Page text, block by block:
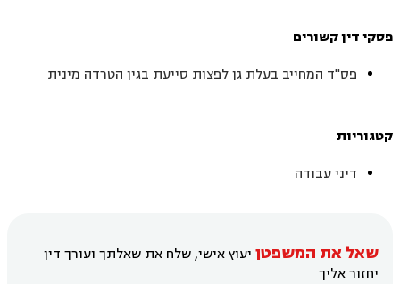
פסקי דין קשורים
פס"ד המחייב בעלת גן לפצות סייעת בגין הטרדה מינית
קטגוריות
דיני עבודה
שאל את המשפטן יעוץ אישי, שלח את שאלתך ועורך דין
יחזור אליך